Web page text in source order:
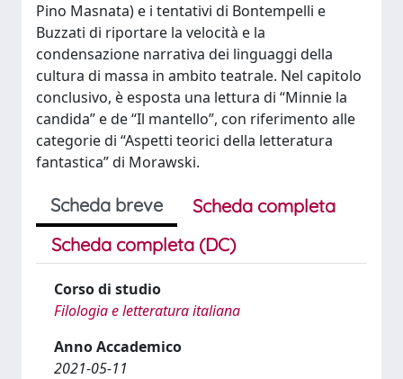
Pino Masnata) e i tentativi di Bontempelli e
Buzzati di riportare la velocità e la
condensazione narrativa dei linguaggi della
cultura di massa in ambito teatrale. Nel capitolo
conclusivo, è esposta una lettura di “Minnie la
candida” e de “Il mantello”, con riferimento alle
categorie di “Aspetti teorici della letteratura
fantastica” di Morawski.
Scheda breve
Scheda completa
Scheda completa (DC)
Corso di studio
Filologia e letteratura italiana
Anno Accademico
2021-05-11